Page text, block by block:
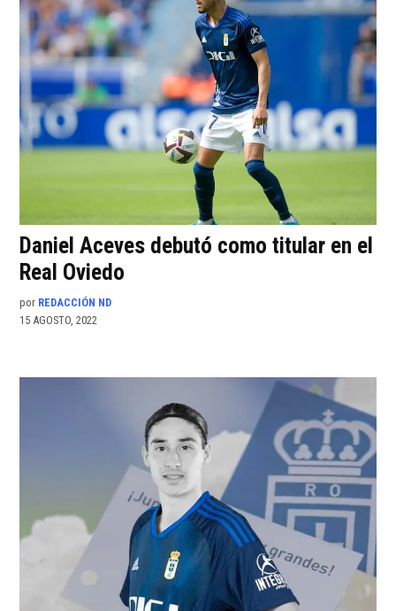
Daniel Aceves debutó como titular en el
Real Oviedo
por REDACCIÓN ND
15 AGOSTO, 2022